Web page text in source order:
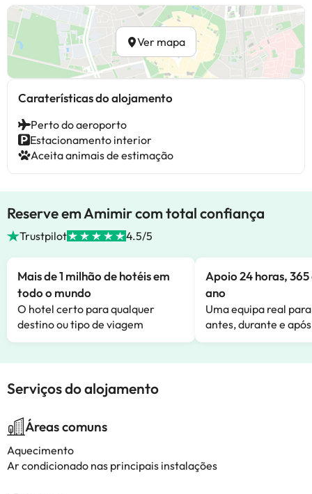
Ver mapa
Caraterísticas do alojamento
Perto do aeroporto
Estacionamento interior
Aceita animais de estimação
Reserve em Amimir com total confiança
Trustpilot 4.5/5
Mais de 1 milhão de hotéis em
todo o mundo
O hotel certo para qualquer
destino ou tipo de viagem
Apoio 24 horas,
ano
Uma equipa real
antes, durante e
Serviços do alojamento
Áreas comuns
Aquecimento
Ar condicionado nas principais instalações